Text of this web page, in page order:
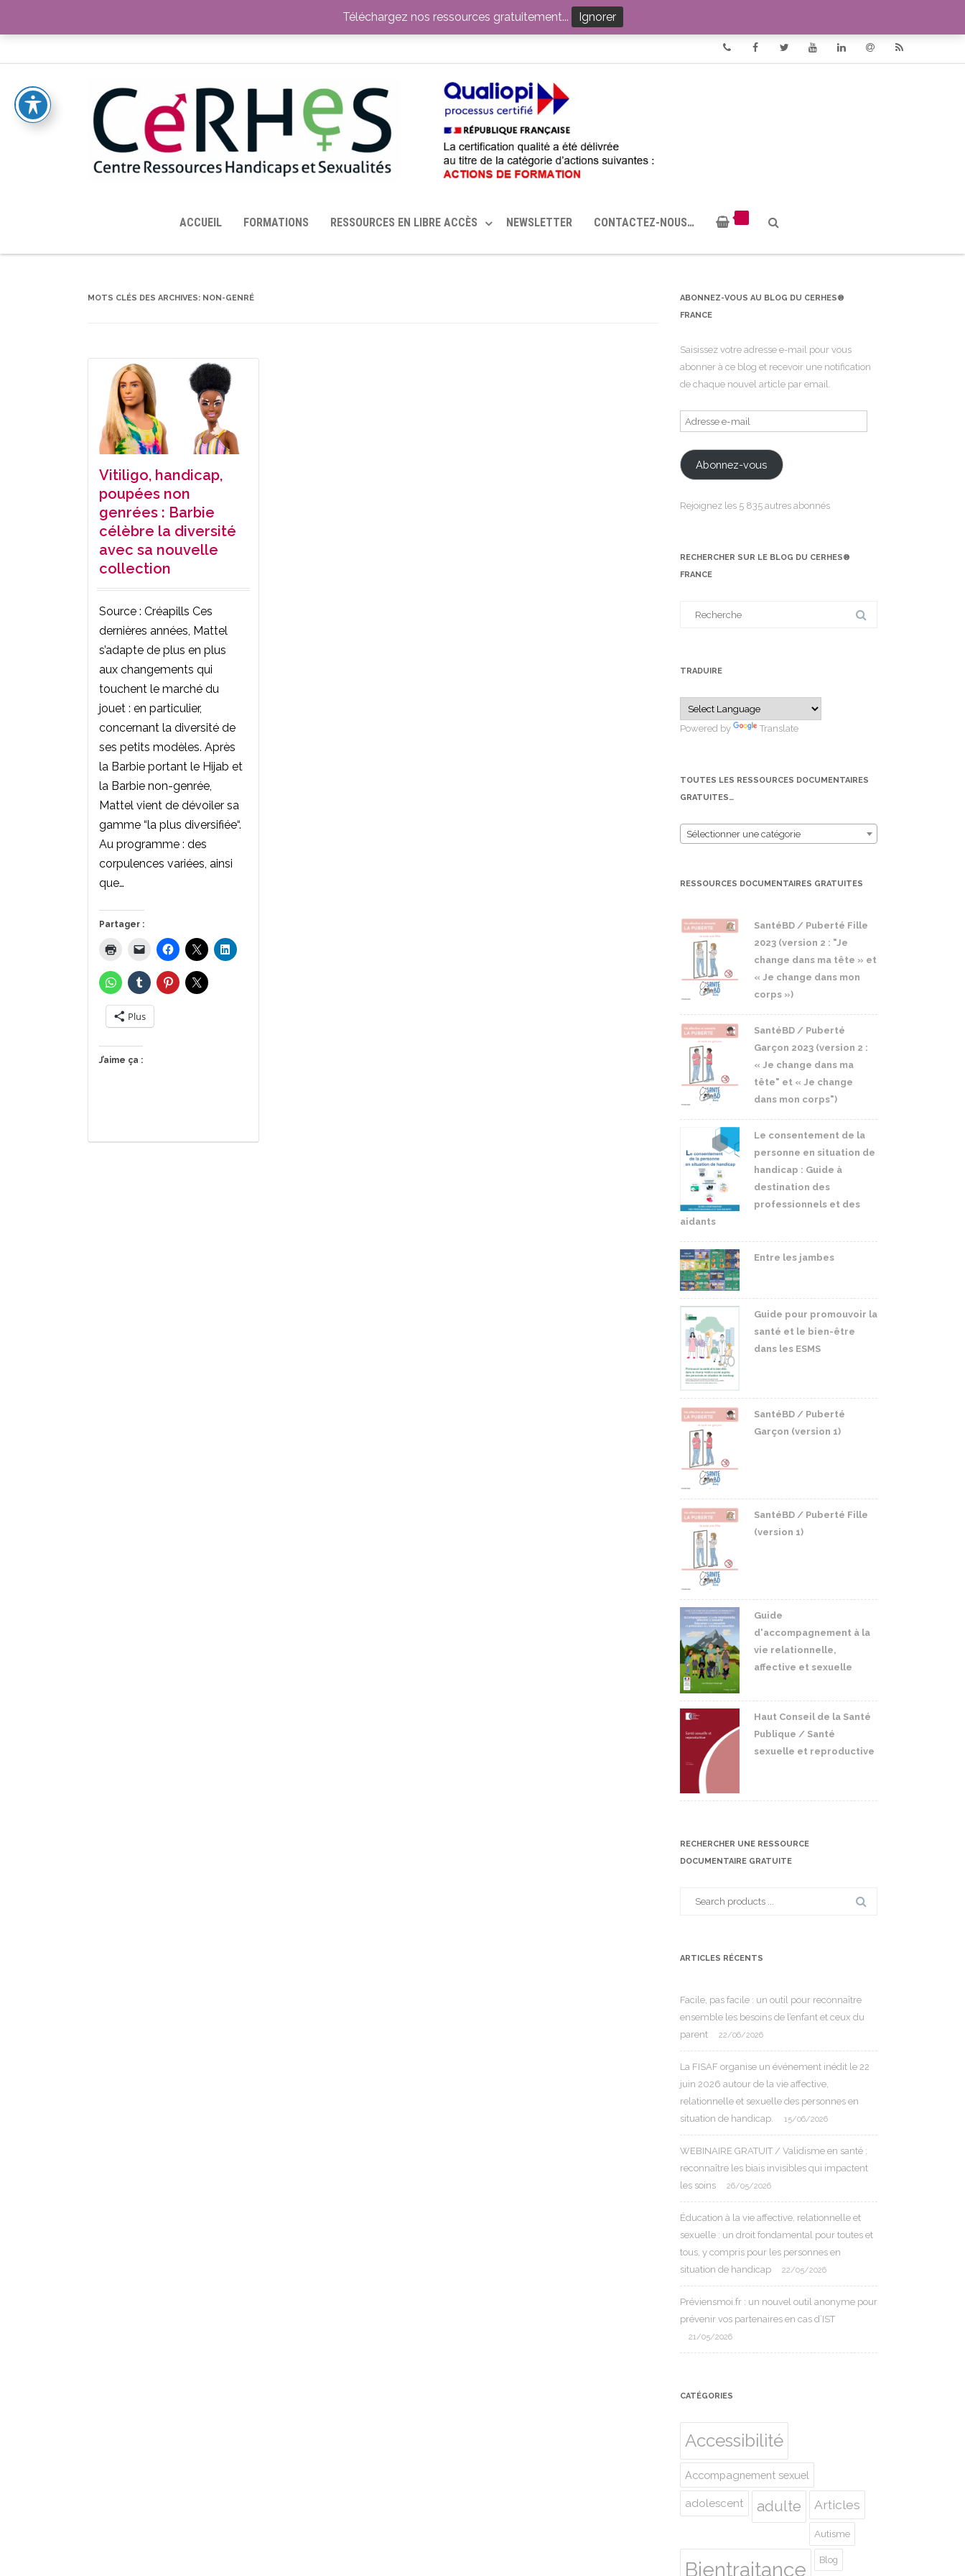
TOUTES LES RESSOURCES MISES À DISPOSITION PAR LE CERHES® FRANCE OUTILS EN SANTÉ SEXUELLE
ACCUEIL FORMATIONS RESSOURCES EN LIBRE ACCÈS NEWSLETTER CONTACTEZ-NOUS…
MOTS CLÉS DES ARCHIVES: NON-GENRÉ
Vitiligo, handicap,
poupées non
genrées : Barbie
célèbre la diversité
avec sa nouvelle
collection
Source : Créapills Ces
dernières années, Mattel
s’adapte de plus en plus
aux changements qui
touchent le marché du
jouet : en particulier,
concernant la diversité de
ses petits modèles. Après
la Barbie portant le Hijab et
la Barbie non-genrée,
Mattel vient de dévoiler sa
gamme “la plus diversifiée“.
Au programme : des
corpulences variées, ainsi
que…
Partager :
Plus
J’aime ça :
ABONNEZ-VOUS AU BLOG DU CERHES®
FRANCE
Saisissez votre adresse e-mail pour vous
abonner à ce blog et recevoir une notification
de chaque nouvel article par email.
Adresse
e-
mail
Abonnez-vous
Rejoignez les 5 835 autres abonnés
RECHERCHER SUR LE BLOG DU CERHES®
FRANCE
TRADUIRE
Powered by Translate
TOUTES LES RESSOURCES DOCUMENTAIRES
GRATUITES…
Sélectionner une catégorie
RESSOURCES DOCUMENTAIRES GRATUITES
SantéBD / Puberté Fille
2023 (version 2 : "Je
change dans ma tête » et
« Je change dans mon
corps »)
SantéBD / Puberté
Garçon 2023 (version 2 :
« Je change dans ma
tête" et « Je change
dans mon corps")
Le consentement de la
personne en situation de
handicap : Guide à
destination des
professionnels et des
aidants
Entre les jambes
Guide pour promouvoir la
santé et le bien-être
dans les ESMS
SantéBD / Puberté
Garçon (version 1)
SantéBD / Puberté Fille
(version 1)
Guide
d'accompagnement à la
vie relationnelle,
affective et sexuelle
Haut Conseil de la Santé
Publique / Santé
sexuelle et reproductive
RECHERCHER UNE RESSOURCE
DOCUMENTAIRE GRATUITE
ARTICLES RÉCENTS
Facile, pas facile : un outil pour reconnaître
ensemble les besoins de l’enfant et ceux du
parent
22/06/2026
La FISAF organise un événement inédit le 22
juin 2026 autour de la vie affective,
relationnelle et sexuelle des personnes en
situation de handicap.
15/06/2026
WEBINAIRE GRATUIT / Validisme en santé :
reconnaître les biais invisibles qui impactent
les soins
26/05/2026
Éducation à la vie affective, relationnelle et
sexuelle : un droit fondamental pour toutes et
tous, y compris pour les personnes en
situation de handicap
22/05/2026
Préviensmoi.fr : un nouvel outil anonyme pour
prévenir vos partenaires en cas d’IST
21/05/2026
CATÉGORIES
Accessibilité
Accompagnement sexuel
adolescent adulte Articles
Autisme
Bientraitance Blog
Téléchargez nos ressources gratuitement... Ignorer